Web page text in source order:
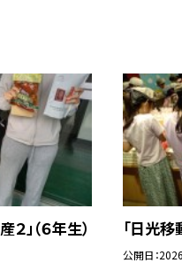
」（６年生） 「日光移
公開日